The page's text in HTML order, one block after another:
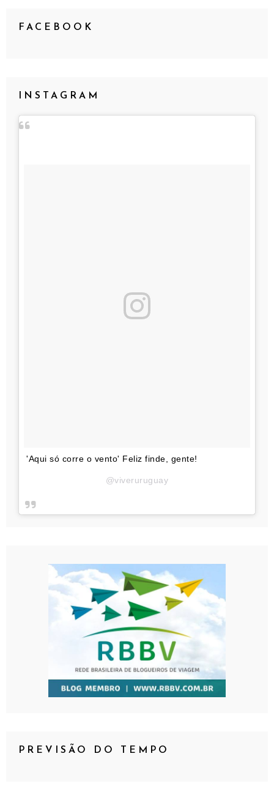
FACEBOOK
INSTAGRAM
'Aqui só corre o vento' Feliz finde, gente!
@viveruruguay
PREVISÃO DO TEMPO